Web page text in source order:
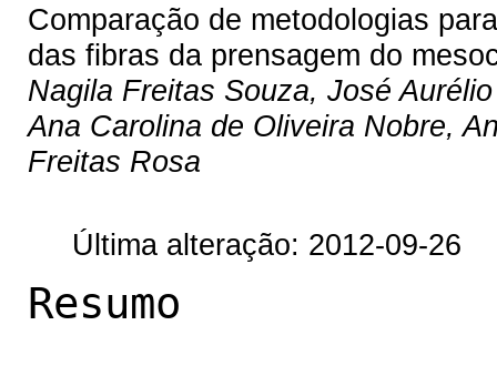
Comparação de metodologias
das fibras da prensagem do
Nagila Freitas Souza, José
Ana Carolina de Oliveira Nobre,
Freitas Rosa
Última alteração: 2012-09-26
Resumo